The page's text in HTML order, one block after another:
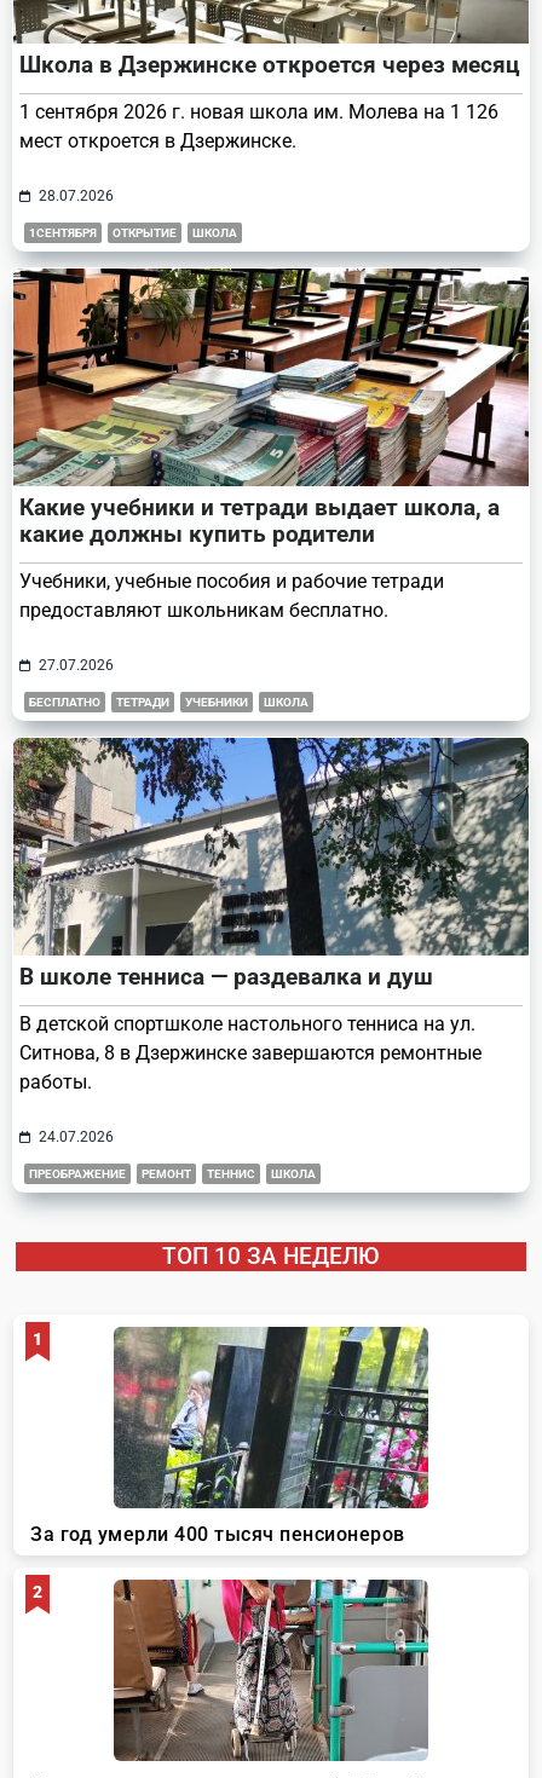
Школа в Дзержинске откроется через месяц
1 сентября 2026 г. новая школа им. Молева на 1 126
мест откроется в Дзержинске.
28.07.2026
1СЕНТЯБРЯ ОТКРЫТИЕ ШКОЛА
Какие учебники и тетради выдает школа, а
какие должны купить родители
Учебники, учебные пособия и рабочие тетради
предоставляют школьникам бесплатно.
27.07.2026
БЕСПЛАТНО ТЕТРАДИ УЧЕБНИКИ ШКОЛА
В школе тенниса — раздевалка и душ
В детской спортшколе настольного тенниса на ул.
Ситнова, 8 в Дзержинске завершаются ремонтные
работы.
24.07.2026
ПРЕОБРАЖЕНИЕ РЕМОНТ ТЕННИС ШКОЛА
ТОП 10 ЗА НЕДЕЛЮ